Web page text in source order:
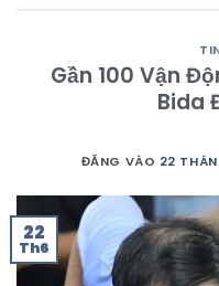
Gần 100 Vận
Bida
ĐĂNG VÀO 22
22
Th6